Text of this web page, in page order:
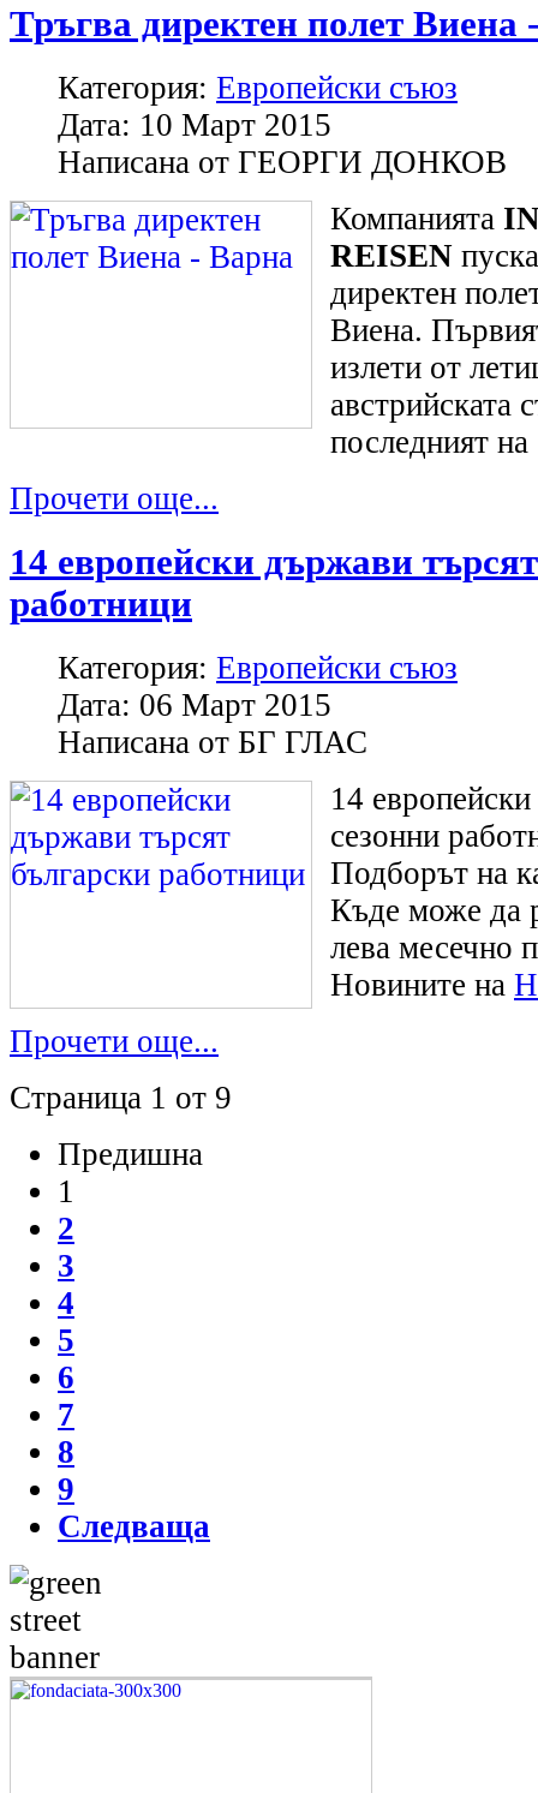
Тръгва директен полет Виена
Категория: Европейски съюз
Дата: 10 Март 2015
Написана от ГЕОРГИ ДОНКОВ
Компанията
REISEN
директен
Виена.
излети от
австрийската
последният
Прочети още...
14 европейски държави
работници
Категория: Европейски съюз
Дата: 06 Март 2015
Написана от БГ ГЛАС
14
сезонни
Подборът на
Къде може да
лева месечно
Новините на
Прочети още...
Страница 1 от 9
Предишна
1
2
3
4
5
6
7
8
9
Следваща